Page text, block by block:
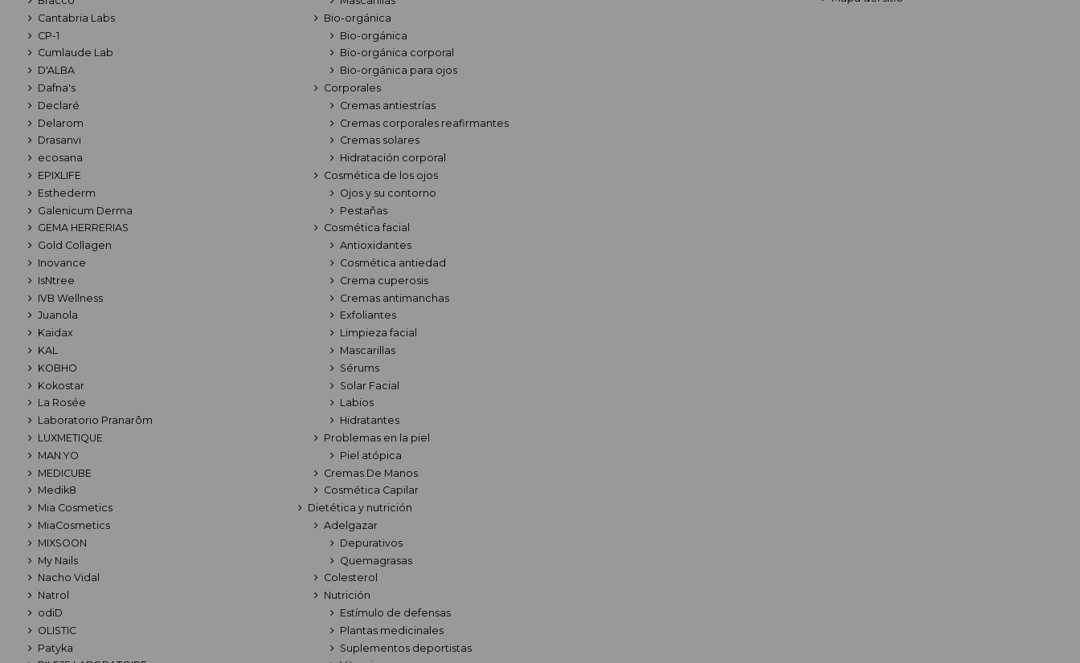
Cantabria Labs
CP-1
Cumlaude Lab
D'ALBA
Dafna's
Declaré
Delarom
Drasanvi
ecosana
EPIXLIFE
Esthederm
Galenicum Derma
GEMA HERRERIAS
Gold Collagen
Inovance
IsNtree
IVB Wellness
Juanola
Kaidax
KAL
KOBHO
Kokostar
La Rosée
Laboratorio Pranarôm
LUXMETIQUE
MAN:YO
MEDICUBE
Medik8
Mia Cosmetics
MiaCosmetics
MIXSOON
My Nails
Nacho Vidal
Natrol
odiD
OLISTIC
Patyka
Bio-orgánica
Bio-orgánica
Bio-orgánica corporal
Bio-orgánica para ojos
Corporales
Cremas antiestrías
Cremas corporales reafirmantes
Cremas solares
Hidratación corporal
Cosmética de los ojos
Ojos y su contorno
Pestañas
Cosmética facial
Antioxidantes
Cosmética antiedad
Crema cuperosis
Cremas antimanchas
Exfoliantes
Limpieza facial
Mascarillas
Sérums
Solar Facial
Labios
Hidratantes
Problemas en la piel
Piel atópica
Cremas De Manos
Cosmética Capilar
Dietética y nutrición
Adelgazar
Depurativos
Quemagrasas
Colesterol
Nutrición
Estímulo de defensas
Plantas medicinales
Suplementos deportistas